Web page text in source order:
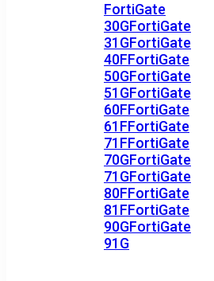
FortiGate
30GFortiGate
31GFortiGate
40FFortiGate
50GFortiGate
51GFortiGate
60FFortiGate
61FFortiGate
71FFortiGate
70GFortiGate
71GFortiGate
80FFortiGate
81FFortiGate
90GFortiGate
91G